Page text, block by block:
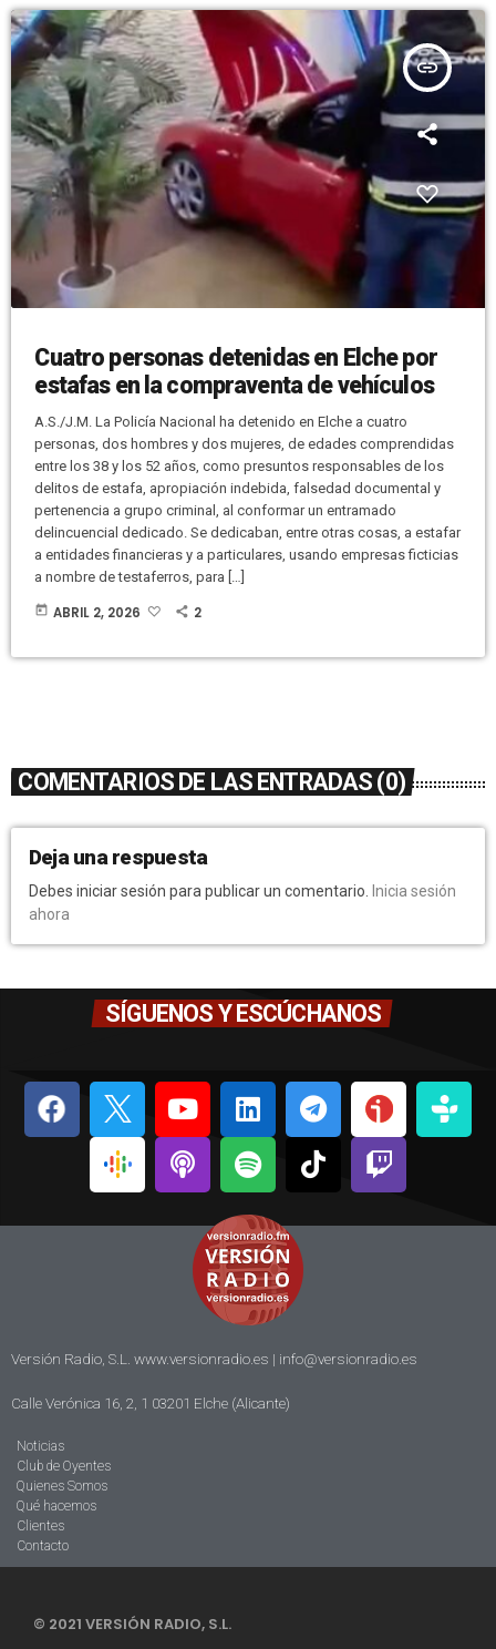
insert_link
Cuatro personas detenidas en Elche por
estafas en la compraventa de vehículos
A.S./J.M. La Policía Nacional ha detenido en Elche a cuatro
personas, dos hombres y dos mujeres, de edades comprendidas
entre los 38 y los 52 años, como presuntos responsables de los
delitos de estafa, apropiación indebida, falsedad documental y
pertenencia a grupo criminal, al conformar un entramado
delincuencial dedicado. Se dedicaban, entre otras cosas, a estafar
a entidades financieras y a particulares, usando empresas ficticias
a nombre de testaferros, para […]
today ABRIL 2, 2026 2
COMENTARIOS DE LAS ENTRADAS (0)
Deja una respuesta
Debes iniciar sesión para publicar un comentario.
Inicia sesión
ahora
SÍGUENOS Y ESCÚCHANOS
Versión Radio, S.L. www.versionradio.es | info@versionradio.es
Calle Verónica 16, 2, 1 03201 Elche (Alicante)
Noticias
Club de Oyentes
Quienes Somos
Qué hacemos
Clientes
Contacto
© 2021 VERSIÓN RADIO, S.L.